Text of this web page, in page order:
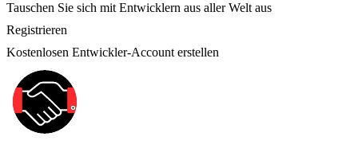
Tauschen Sie sich mit Entwicklern aus aller Welt aus
Registrieren
Kostenlosen Entwickler-Account erstellen